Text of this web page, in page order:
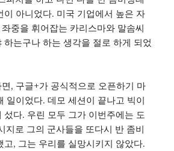
이 아니었다. 미국 기업에서 높은 자
중을 휘어잡는 카리스마와 말솜씨
하는구나 하는 생각을 절로 하게 되었
, 구글+가 공식적으로 오픈하기 마
일이었다. 데모 세션이 끝나고 빅이
섰다. 우린 모두 그가 이번주에는 도
지로 그의 군사들을 또다시 반 좀비
고, 그는 우리를 실망시키지 않았다.